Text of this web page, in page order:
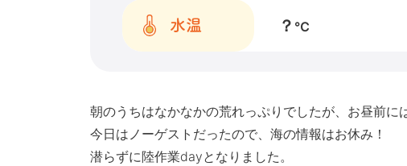
水温 ？ ℃
朝のうちはなかなかの荒れっぷりでしたが、お昼前に
今日はノーゲストだったので、海の情報はお休み！
潜らずに陸作業dayとなりました。